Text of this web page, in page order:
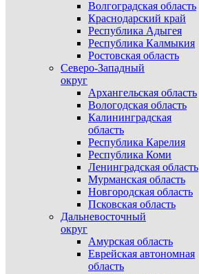
Волгоградская область
Краснодарский край
Республика Адыгея
Республика Калмыкия
Ростовская область
Северо-Западный
округ
Архангельская область
Вологодская область
Калининградская
область
Республика Карелия
Республика Коми
Ленинградская область
Мурманская область
Новгородская область
Псковская область
Дальневосточный
округ
Амурская область
Еврейская автономная
область